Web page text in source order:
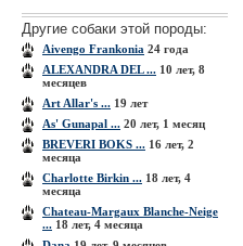
Другие собаки этой породы:
Aivengo Frankonia 24 года
ALEXANDRA DEL ... 10 лет, 8
месяцев
Art Allar's ... 19 лет
As' Gunapal ... 20 лет, 1 месяц
BREVERI BOKS ... 16 лет, 2
месяца
Charlotte Birkin ... 18 лет, 4
месяца
Chateau-Margaux Blanche-Neige
... 18 лет, 4 месяца